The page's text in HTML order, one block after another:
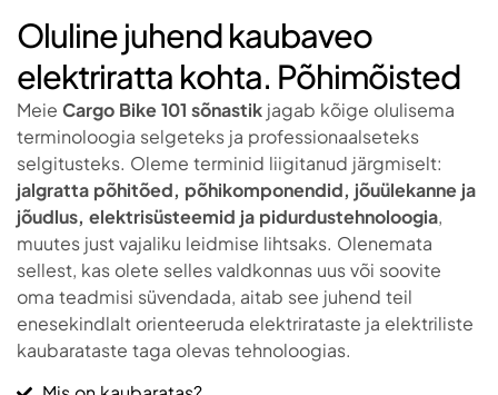
Oluline juhend kaubaveo
elektriratta kohta. Põhimõisted
Meie Cargo Bike 101 sõnastik jagab kõige olulisema
terminoloogia selgeteks ja professionaalseteks
selgitusteks. Oleme terminid liigitanud järgmiselt:
jalgratta põhitõed, põhikomponendid, jõuülekanne ja
jõudlus, elektrisüsteemid ja pidurdustehnoloogia,
muutes just vajaliku leidmise lihtsaks. Olenemata
sellest, kas olete selles valdkonnas uus või soovite
oma teadmisi süvendada, aitab see juhend teil
enesekindlalt orienteeruda elektrirataste ja elektriliste
kaubarataste taga olevas tehnoloogias.